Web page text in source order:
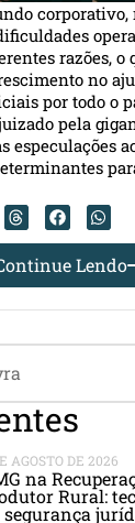
corporativo,
razões, o
no
por todo o
pela
especulações
Lendo
AGOSTO DE 2026
na
Rural:
segurança